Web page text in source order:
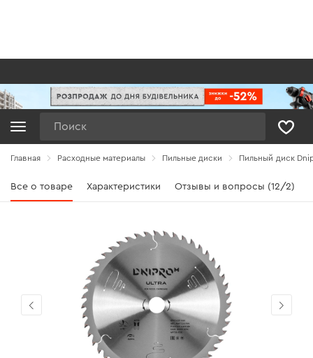
Главная Расходные материалы Пильные диски Пильный диск
Все о товаре Характеристики Отзывы и вопросы (12/2)